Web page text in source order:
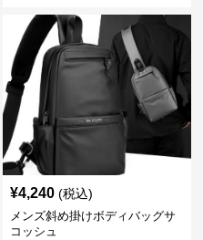
¥4,240 (税込)
メンズ斜め掛けボディバッグサ
コッシュ